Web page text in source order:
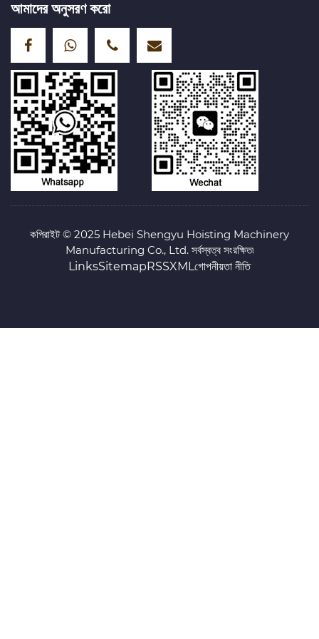
আমাদের অনুসরণ করো
কপিরাইট © 2025 Hebei Shengyu Hoisting Machinery
Manufacturing Co., Ltd. সর্বস্বত্ব সংরক্ষিত৷
LinksSitemapRSSXMLগোপনীয়তা নীতি